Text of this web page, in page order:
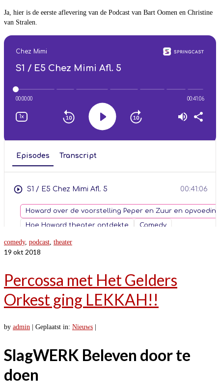
Ja, hier is de eerste aflevering van de Podcast van Bart Oomen en Christine
van Stralen.
comedy, podcast, theater
19 okt 2018
Percossa met Het Gelders
Orkest ging LEKKAH!!
by admin Geplaatst in: Nieuws
SlagWERK Beleven door te
doen